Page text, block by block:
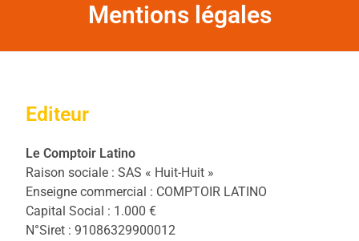
Mentions légales
Editeur
Le Comptoir Latino
Raison sociale : SAS « Huit-Huit »
Enseigne commercial : COMPTOIR LATINO
Capital Social : 1.000 €
N°Siret : 91086329900012